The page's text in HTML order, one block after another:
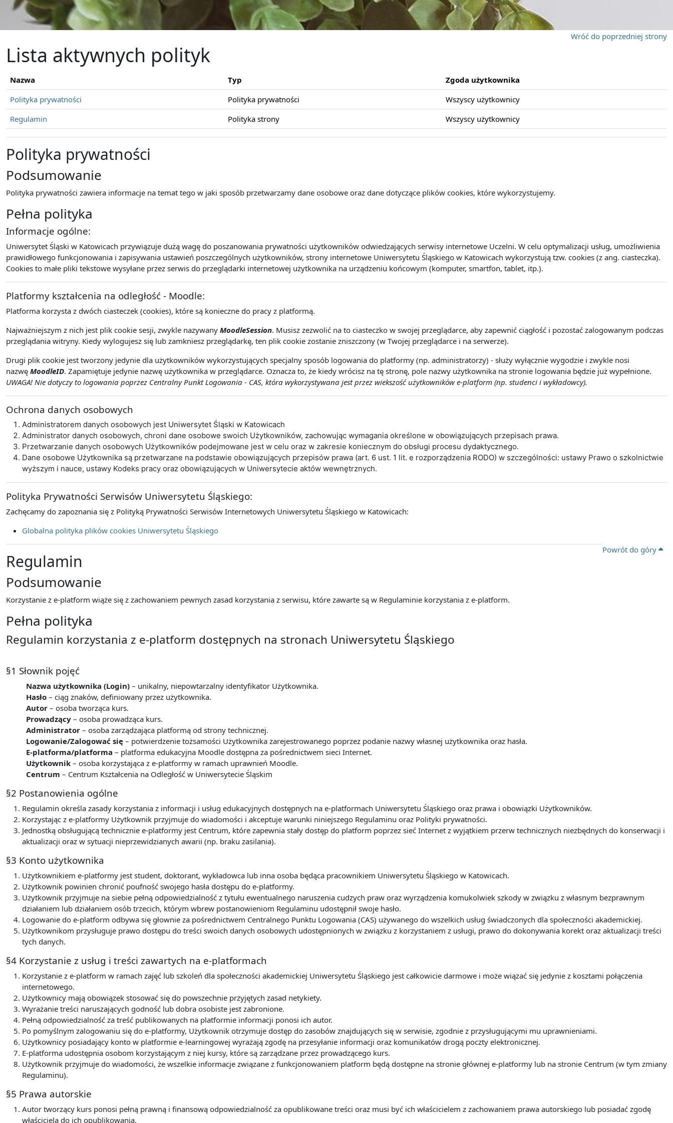
Przejdź do głównej zawartości
Wróć do poprzedniej strony
Lista aktywnych polityk
Nazwa Typ
Zgoda użytkownika
Polityka prywatności
Polityka prywatności
Wszyscy użytkownicy
Regulamin
Polityka strony Wszyscy użytkownicy
Polityka prywatności
Podsumowanie
Polityka prywatności zawiera informacje na temat tego w jaki sposób przetwarzamy dane osobowe oraz dane dotyczące plików cookies, które wykorzystujemy.
Pełna polityka
Informacje ogólne:
Uniwersytet Śląski w Katowicach przywiązuje dużą wagę do poszanowania prywatności użytkowników odwiedzających serwisy internetowe Uczelni. W celu optymalizacji usług, umożliwienia
prawidłowego funkcjonowania i zapisywania ustawień poszczególnych użytkowników, strony internetowe Uniwersytetu Śląskiego w Katowicach wykorzystują tzw. cookies (z ang. ciasteczka).
Cookies to małe pliki tekstowe wysyłane przez serwis do przeglądarki internetowej użytkownika na urządzeniu końcowym (komputer, smartfon, tablet, itp.).
Platformy kształcenia na odległość - Moodle:
Platforma korzysta z dwóch ciasteczek (cookies), które są konieczne do pracy z platformą.
Najważniejszym z nich jest plik cookie sesji, zwykle nazywany MoodleSession. Musisz zezwolić na to ciasteczko w swojej przeglądarce, aby zapewnić ciągłość i pozostać zalogowanym podczas
przeglądania witryny. Kiedy wylogujesz się lub zamkniesz przeglądarkę, ten plik cookie zostanie zniszczony (w Twojej przeglądarce i na serwerze).
Drugi plik cookie jest tworzony jedynie dla użytkowników wykorzystujących specjalny sposób logowania do platformy (np. administratorzy) - służy wyłącznie wygodzie i zwykle nosi
nazwę MoodleID. Zapamiętuje jedynie nazwę użytkownika w przeglądarce. Oznacza to, że kiedy wrócisz na tę stronę, pole nazwy użytkownika na stronie logowania będzie już wypełnione.
UWAGA! Nie dotyczy to logowania poprzez Centralny Punkt Logowania - CAS, która wykorzystywana jest przez wiekszość użytkowników e-platform (np. studenci i wykładowcy).
Ochrona danych osobowych
Administratorem danych osobowych jest Uniwersytet Śląski w Katowicach
Administrator danych osobowych, chroni dane osobowe swoich Użytkowników, zachowując wymagania określone w obowiązujących przepisach prawa.
Przetwarzanie danych osobowych Użytkowników podejmowane jest w celu oraz w zakresie koniecznym do obsługi procesu dydaktycznego.
Dane osobowe Użytkownika są przetwarzane na podstawie obowiązujących przepisów prawa (art. 6 ust. 1 lit. e rozporządzenia RODO) w szczególności: ustawy Prawo o szkolnictwie
wyższym i nauce, ustawy Kodeks pracy oraz obowiązujących w Uniwersytecie aktów wewnętrznych.
Polityka Prywatności Serwisów Uniwersytetu Śląskiego:
Zachęcamy do zapoznania się z Polityką Prywatności Serwisów Internetowych Uniwersytetu Śląskiego w Katowicach:
Globalna polityka plików cookies Uniwersytetu Śląskiego
Powrót do góry
Regulamin
Podsumowanie
Korzystanie z e-platform wiąże się z zachowaniem pewnych zasad korzystania z serwisu, które zawarte są w Regulaminie korzystania z e-platform.
Pełna polityka
Regulamin korzystania z e-platform dostępnych na stronach Uniwersytetu Śląskiego
§1 Słownik pojęć
Nazwa użytkownika (Login) – unikalny, niepowtarzalny identyfikator Użytkownika.
Hasło – ciąg znaków, definiowany przez użytkownika.
Autor – osoba tworząca kurs.
Prowadzący – osoba prowadząca kurs.
Administrator – osoba zarządzająca platformą od strony technicznej.
Logowanie/Zalogować się – potwierdzenie tożsamości Użytkownika zarejestrowanego poprzez podanie nazwy własnej użytkownika oraz hasła.
E-platforma/platforma – platforma edukacyjna Moodle dostępna za pośrednictwem sieci Internet.
Użytkownik – osoba korzystająca z e-platformy w ramach uprawnień Moodle.
Centrum – Centrum Kształcenia na Odległość w Uniwersytecie Śląskim
§2 Postanowienia ogólne
Regulamin określa zasady korzystania z informacji i usług edukacyjnych dostępnych na e-platformach Uniwersytetu Śląskiego oraz prawa i obowiązki Użytkowników.
Korzystając z e-platformy Użytkownik przyjmuje do wiadomości i akceptuje warunki niniejszego Regulaminu oraz Polityki prywatności.
Jednostką obsługującą technicznie e-platformy jest Centrum, które zapewnia stały dostęp do platform poprzez sieć Internet z wyjątkiem przerw technicznych niezbędnych do konserwacji i
aktualizacji oraz w sytuacji nieprzewidzianych awarii (np. braku zasilania).
§3 Konto użytkownika
Użytkownikiem e-platformy jest student, doktorant, wykładowca lub inna osoba będąca pracownikiem Uniwersytetu Śląskiego w Katowicach.
Użytkownik powinien chronić poufność swojego hasła dostępu do e-platformy.
Użytkownik przyjmuje na siebie pełną odpowiedzialność z tytułu ewentualnego naruszenia cudzych praw oraz wyrządzenia komukolwiek szkody w związku z własnym bezprawnym
działaniem lub działaniem osób trzecich, którym wbrew postanowieniom Regulaminu udostępnił swoje hasło.
Logowanie do e-platform odbywa się głownie za pośrednictwem Centralnego Punktu Logowania (CAS) używanego do wszelkich usług świadczonych dla społeczności akademickiej.
Użytkownikom przysługuje prawo dostępu do treści swoich danych osobowych udostępnionych w związku z korzystaniem z usługi, prawo do dokonywania korekt oraz aktualizacji treści
tych danych.
§4 Korzystanie z usług i treści zawartych na e-platformach
Korzystanie z e-platform w ramach zajęć lub szkoleń dla społeczności akademickiej Uniwersytetu Śląskiego jest całkowicie darmowe i może wiązać się jedynie z kosztami połączenia
internetowego.
Użytkownicy mają obowiązek stosować się do powszechnie przyjętych zasad netykiety.
Wyrażanie treści naruszających godność lub dobra osobiste jest zabronione.
Pełną odpowiedzialność za treść publikowanych na platformie informacji ponosi ich autor.
Po pomyślnym zalogowaniu się do e-platformy, Użytkownik otrzymuje dostęp do zasobów znajdujących się w serwisie, zgodnie z przysługującymi mu uprawnieniami.
Użytkownicy posiadający konto w platformie e-learningowej wyrażają zgodę na przesyłanie informacji oraz komunikatów drogą poczty elektronicznej.
E-platforma udostępnia osobom korzystającym z niej kursy, które są zarządzane przez prowadzącego kurs.
Użytkownik przyjmuje do wiadomości, że wszelkie informacje związane z funkcjonowaniem platform będą dostępne na stronie głównej e-platformy lub na stronie Centrum (w tym zmiany
Regulaminu).
§5 Prawa autorskie
Autor tworzący kurs ponosi pełną prawną i finansową odpowiedzialność za opublikowane treści oraz musi być ich właścicielem z zachowaniem prawa autorskiego lub posiadać zgodę
właściciela do ich opublikowania.